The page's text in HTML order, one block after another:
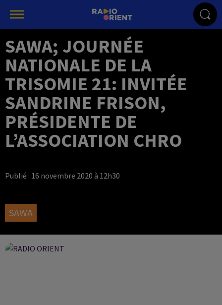
SAWA; JOURNÉE
NATIONALE DE LA
TRISOMIE 21: INVITÉE
SANDRINE FRISON,
PRÉSIDENTE DE
L’ASSOCIATION CHRO
Publié : 16 novembre 2020 à 12h30
SAWA